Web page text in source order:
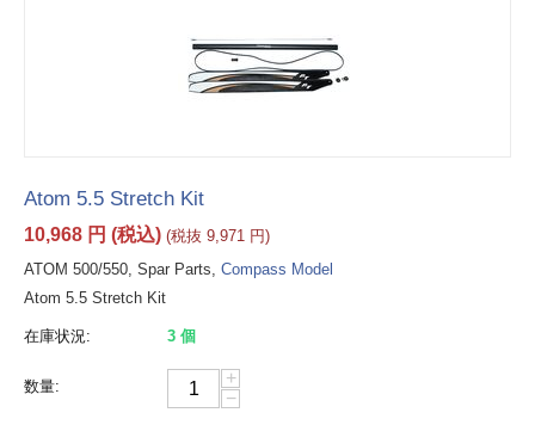
Atom 5.5 Stretch Kit
10,968 円 (税込) (税抜 9,971 円)
ATOM 500/550, Spar Parts, Compass Model
Atom 5.5 Stretch Kit
在庫状況: 3 個
数量:
+
−